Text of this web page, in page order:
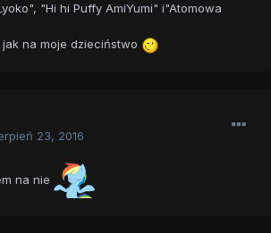
"Hi hi Puffy AmiYumi" i"Atomowa
jak na moje dzieciństwo
23, 2016
na nie